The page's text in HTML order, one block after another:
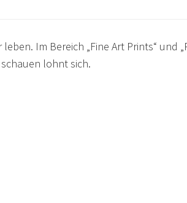
Im Bereich „Fine Art Prints“ und
lohnt sich.